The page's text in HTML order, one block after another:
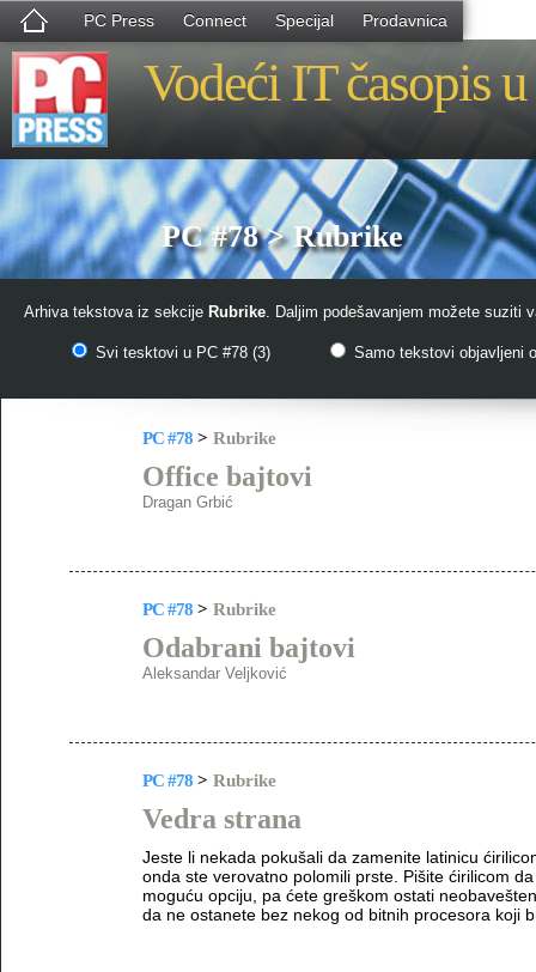
PC Press Connect Specijal Prodavnica
Vodeći IT časopis
PC #78 > Rubrike
Arhiva tekstova iz sekcije Rubrike. Daljim podešavanjem možete suziti
Svi tesktovi u PC #78 (3) Samo tekstovi objavljeni
PC #78 > Rubrike
Office bajtovi
Dragan Grbić
PC #78 > Rubrike
Odabrani bajtovi
Aleksandar Veljković
PC #78 > Rubrike
Vedra strana
Jeste li nekada pokušali da zamenite latinicu
onda ste verovatno polomili prste. Pišite ćirilicom
moguću opciju, pa ćete greškom ostati
da ne ostanete bez nekog od bitnih procesora koji